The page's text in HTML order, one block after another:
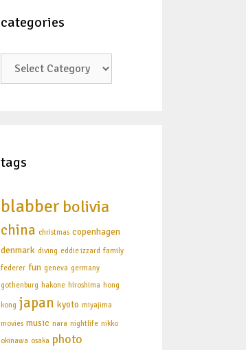
categories
categories
tags
blabber bolivia
china christmas copenhagen
denmark diving eddie izzard family
federer fun geneva germany
gothenburg hakone hiroshima hong
kong japan kyoto miyajima
movies music nara nightlife nikko
okinawa osaka photo